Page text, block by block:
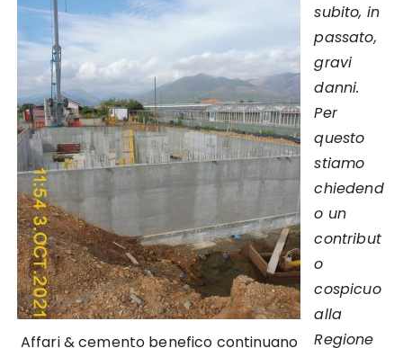
Affari & cemento benefico continuano
subito, in
passato,
gravi
danni.
Per
questo
stiamo
chiedend
o un
contribut
o
cospicuo
alla
Regione